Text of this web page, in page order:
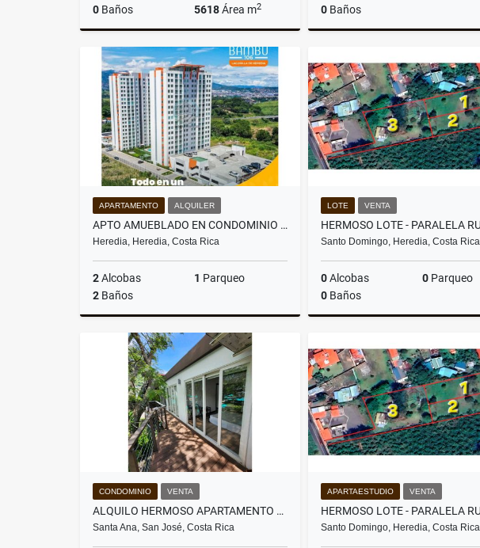
0 Baños 5618Área m2
Venta
US$1,150,000
0 Baños
₡500.000.000
APARTAMENTO ALQUILER
APTO AMUEBLADO EN CONDOMINIO BAMBÚ 106 TORRE A, PISO 13
Heredia, Heredia, Costa Rica
2Alcobas 1 Parqueo
2 Baños
Alquiler
₡600.000
LOTE VENTA
Santo Domingo, Heredia, Costa Rica
0Alcobas 0 Parqueo
0 Baños
US$227,260
CONDOMINIO VENTA
ALQUILO HERMOSO APARTAMENTO EN SAN NICOLAS DI BARI, RIO ORO SANTA ANA
Santa Ana, San José, Costa Rica
APARTAESTUDIO VENTA
Santo Domingo, Heredia, Costa Rica